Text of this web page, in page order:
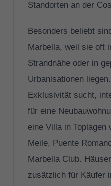
Standorten an der
Besonders beliebt
Marbella, weil sie oft
Strandnähe oder in
Urbanisationen
Exklusivität sucht,
für eine
eine Villa in Toplagen
Meile, Puente
Marbella Club.
zusätzlich für Käufer